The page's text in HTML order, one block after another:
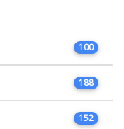
100
188
152